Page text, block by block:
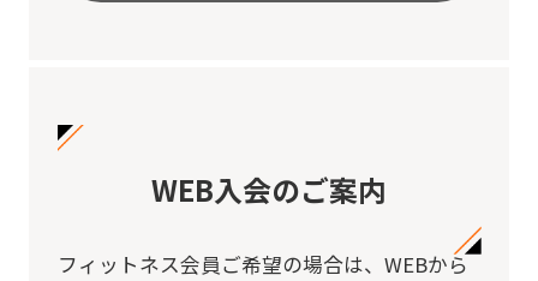
WEB入会のご案内
フィットネス会員ご希望の場合は、 WEBから